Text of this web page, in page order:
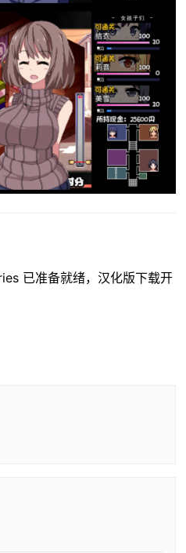
已准备就绪，汉化版下载开